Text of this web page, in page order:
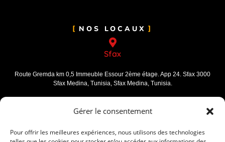
Gérer le consentement
Pour offrir les meilleures expériences, nous utilisons des technologies
NOS LOCAUX
Sfax
Route Gremda km 0,5 Immeuble Essour 2ème étage. App 24. Sfax 3000
Sfax Medina, Tunisia, Sfax Medina, Tunisia.
Tunis
Tunis, 1 bis, Rue de RomeImm. Aycha. App 21. Borj Louzir Ariana2073